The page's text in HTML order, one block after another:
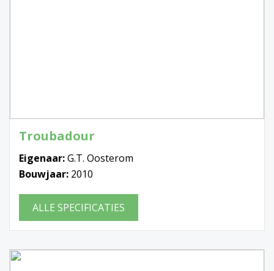
Troubadour
Eigenaar:G.T. Oosterom
Bouwjaar: 2010
ALLE SPECIFICATIES